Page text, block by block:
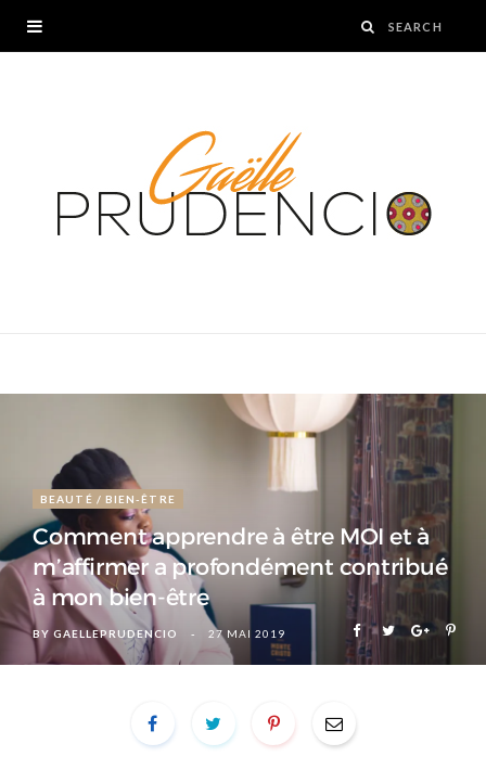
BEAUTÉ / BIEN-ÊTRE
Comment apprendre à être MOI et à
m’affirmer a profondément contribué
à mon bien-être
BY GAELLEPRUDENCIO 27 MAI 2019